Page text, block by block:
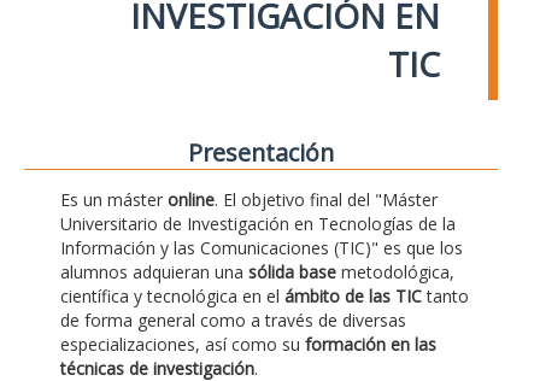
INVESTIGACIÓN EN
TIC
Presentación
Es un máster online. El objetivo final del "Máster
Universitario de Investigación en Tecnologías de la
Información y las Comunicaciones (TIC)" es que los
alumnos adquieran una sólida base metodológica,
científica y tecnológica en el ámbito de las TICtanto
de forma general como a través de diversas
especializaciones, así como su formación en las
técnicas de investigación.